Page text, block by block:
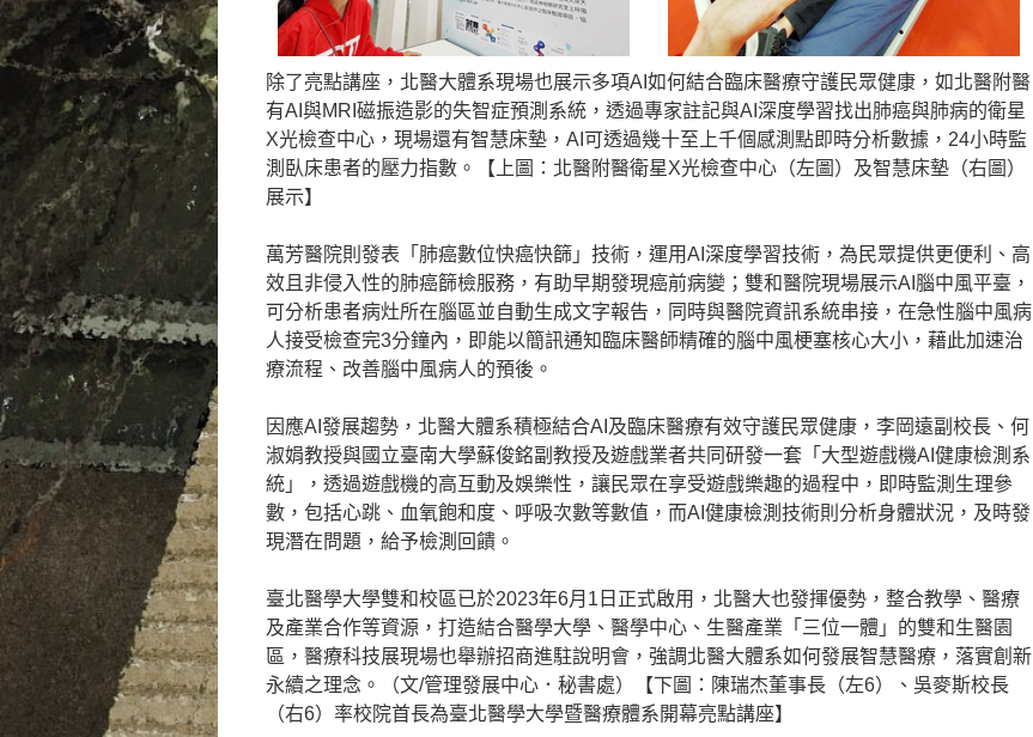
除了亮點講座，北醫大體系現場也展示多項AI如何結合臨床醫療守護民眾健康，如北醫附醫
有AI與MRI磁振造影的失智症預測系統，透過專家註記與AI深度學習找出肺癌與肺病的衛星
X光檢查中心，現場還有智慧床墊，AI可透過幾十至上千個感測點即時分析數據，24小時監
測臥床患者的壓力指數。【上圖：北醫附醫衛星X光檢查中心（左圖）及智慧床墊（右圖）
展示】
萬芳醫院則發表「肺癌數位快癌快篩」技術，運用AI深度學習技術，為民眾提供更便利、高
效且非侵入性的肺癌篩檢服務，有助早期發現癌前病變；雙和醫院現場展示AI腦中風平臺，
可分析患者病灶所在腦區並自動生成文字報告，同時與醫院資訊系統串接，在急性腦中風病
人接受檢查完3分鐘內，即能以簡訊通知臨床醫師精確的腦中風梗塞核心大小，藉此加速治
療流程、改善腦中風病人的預後。
因應AI發展趨勢，北醫大體系積極結合AI及臨床醫療有效守護民眾健康，李岡遠副校長、何
淑娟教授與國立臺南大學蘇俊銘副教授及遊戲業者共同研發一套「大型遊戲機AI健康檢測系
統」，透過遊戲機的高互動及娛樂性，讓民眾在享受遊戲樂趣的過程中，即時監測生理參
數，包括心跳、血氧飽和度、呼吸次數等數值，而AI健康檢測技術則分析身體狀況，及時發
現潛在問題，給予檢測回饋。
臺北醫學大學雙和校區已於2023年6月1日正式啟用，北醫大也發揮優勢，整合教學、醫療
及產業合作等資源，打造結合醫學大學、醫學中心、生醫產業「三位一體」的雙和生醫園
區，醫療科技展現場也舉辦招商進駐說明會，強調北醫大體系如何發展智慧醫療，落實創新
永續之理念。（文/管理發展中心．秘書處）【下圖：陳瑞杰董事長（左6）、吳麥斯校長
（右6）率校院首長為臺北醫學大學暨醫療體系開幕亮點講座】